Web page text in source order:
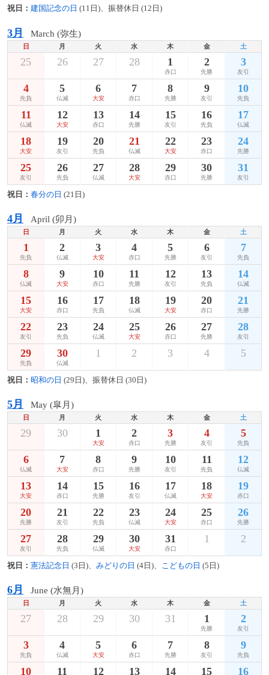
祝日： 建国記念の日 (11日)、振替休日 (12日)
3月 March (弥生)
日 月 火 水 木 金 土
25 26 27 28 1
赤口
2
先勝
3
友引
4
先負
5
仏滅
6
大安
7
赤口
8
先勝
9
友引
10
先負
11
仏滅
12
大安
13
赤口
14
先勝
15
友引
16
先負
17
仏滅
18
大安
19
友引
20
先負
21
仏滅
22
大安
23
赤口
24
先勝
25
友引
26
先負
27
仏滅
28
大安
29
赤口
30
先勝
31
友引
祝日： 春分の日 (21日)
4月 April (卯月)
日 月 火 水 木 金 土
1
先負
2
仏滅
3
大安
4
赤口
5
先勝
6
友引
7
先負
8
仏滅
9
大安
10
赤口
11
先勝
12
友引
13
先負
14
仏滅
15
大安
16
赤口
17
先負
18
仏滅
19
大安
20
赤口
21
先勝
22
友引
23
先負
24
仏滅
25
大安
26
赤口
27
先勝
28
友引
29
先負
30
仏滅
1 2 3 4 5
祝日： 昭和の日 (29日)、振替休日 (30日)
5月 May (皐月)
日 月 火 水 木 金 土
29 30 1
大安
2
赤口
3
先勝
4
友引
5
先負
6
仏滅
7
大安
8
赤口
9
先勝
10
友引
11
先負
12
仏滅
13
大安
14
赤口
15
先勝
16
友引
17
仏滅
18
大安
19
赤口
20
先勝
21
友引
22
先負
23
仏滅
24
大安
25
赤口
26
先勝
27
友引
28
先負
29
仏滅
30
大安
31
赤口
1 2
祝日： 憲法記念日 (3日)、 みどりの日 (4日)、 こどもの日 (5日)
6月 June (水無月)
日 月 火 水 木 金 土
27 28 29 30 31 1
先勝
2
友引
3
先負
4
仏滅
5
大安
6
赤口
7
先勝
8
友引
9
先負
10 11 12 13 14 15 16